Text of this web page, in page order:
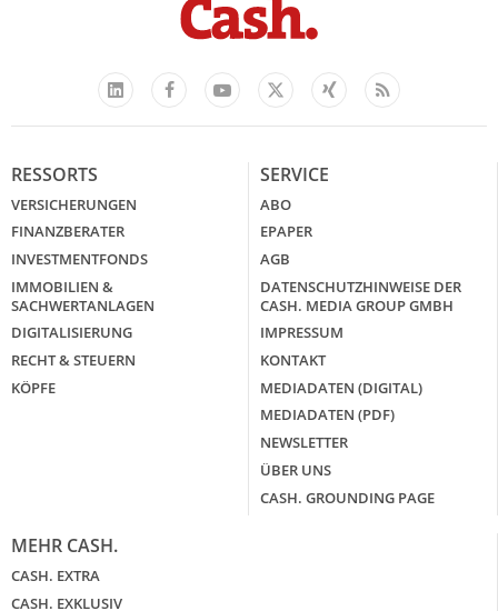
LinkedIn
FacebookYouTube
X
Xing Feed
RESSORTS
VERSICHERUNGEN
FINANZBERATER
INVESTMENTFONDS
IMMOBILIEN &
SACHWERTANLAGEN
DIGITALISIERUNG
RECHT & STEUERN
KÖPFE
SERVICE
ABO
EPAPER
AGB
DATENSCHUTZHINWEISE DER
CASH. MEDIA GROUP GMBH
IMPRESSUM
KONTAKT
MEDIADATEN (DIGITAL)
MEDIADATEN (PDF)
NEWSLETTER
ÜBER UNS
CASH. GROUNDING PAGE
MEHR CASH.
CASH. EXTRA
CASH. EXKLUSIV